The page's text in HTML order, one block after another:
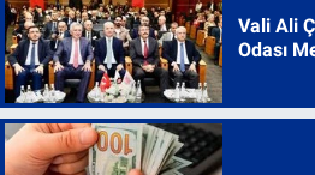
Vali Ali
Odası